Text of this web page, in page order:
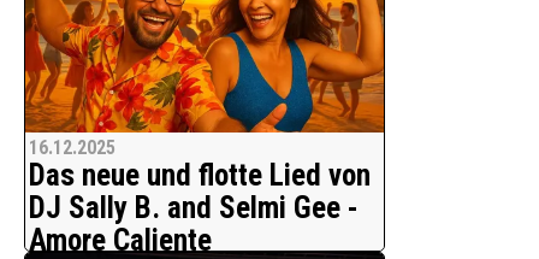
Liebesgeschichte im Flic Fla
16.12.2025
Das neue und flotte Lied von
DJ Sally B. and Selmi Gee -
Amore Caliente